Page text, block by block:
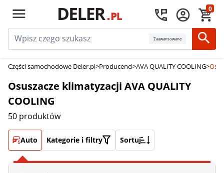
0
Zaawansowane
Części samochodowe Deler.pl>Producenci>AVA QUALITY COOLING>
Osuszacze klimatyzacji AVA QUALITY
COOLING
50 produktów
Auto Kategorie i filtry Sortuj